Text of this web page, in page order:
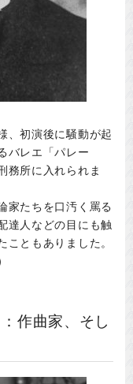
、初演後に騒動が起
バレエ「パレー
務所に入れられま
家たちを口汚く罵る
達人などの目にも触
ともありました。
作曲家、そし